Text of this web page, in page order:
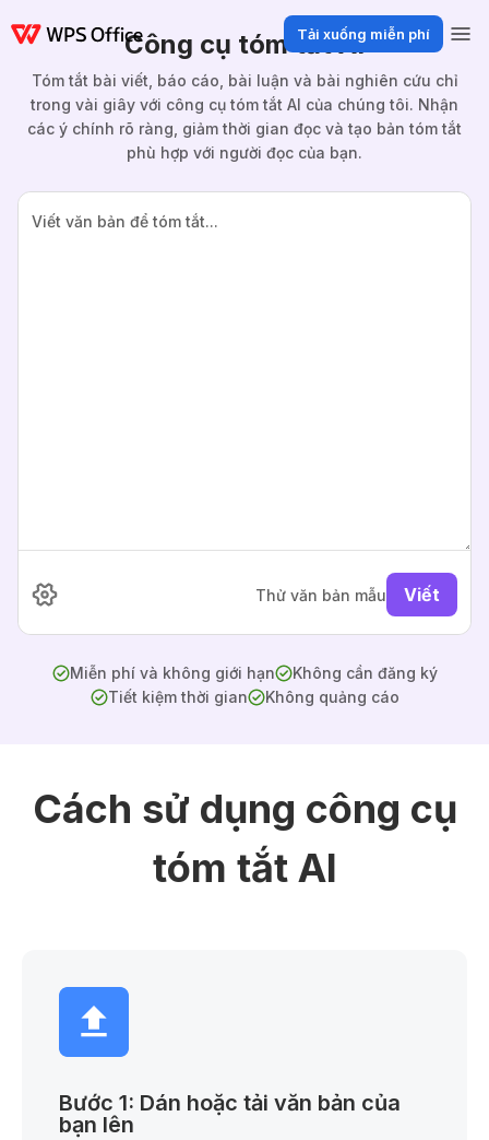
Tải xuống miễn phí
Công cụ tóm tắt AI
Tóm tắt bài viết, báo cáo, bài luận và bài nghiên cứu chỉ
trong vài giây với công cụ tóm tắt AI của chúng tôi. Nhận
các ý chính rõ ràng, giảm thời gian đọc và tạo bản tóm tắt
phù hợp với người đọc của bạn.
Thử văn bản mẫu Viết
Miễn phí và không giới hạn
Không cần đăng ký
Tiết kiệm thời gian
Không quảng cáo
Cách sử dụng công cụ
tóm tắt AI
Bước 1: Dán hoặc tải văn bản của
bạn lên